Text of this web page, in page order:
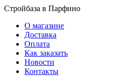
Стройбаза в Парфино
О магазине
Доставка
Оплата
Как заказать
Новости
Контакты